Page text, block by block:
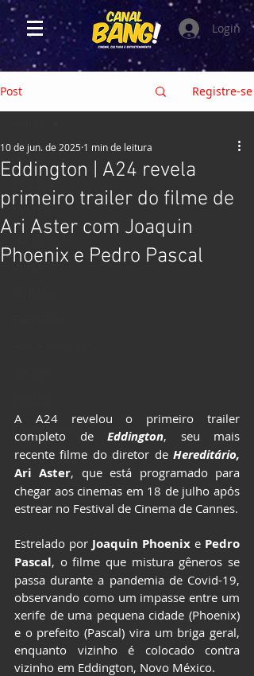
Login
Post Registre-se
HOME
CRÍTICAS
SÉRIES e TV
GAMES
ImagineLand
Eddington | A24 revela
primeiro trailer do filme de
Ari Aster com Joaquin
Phoenix e Pedro Pascal
10 de jun. de 2025 1 min de leitura
A A24 revelou o primeiro trailer
completo de Eddington, seu mais
recente filme do diretor de
Ari Aster, que está programado para
chegar aos cinemas em 18 de julho após
estrear no Festival de Cinema de Cannes.
Estrelado por Joaquin Phoenix e Pedro
Pascal, o filme que mistura gêneros se
passa durante a pandemia de Covid-19,
observando como um impasse entre um
xerife de uma pequena cidade (Phoenix)
e o prefeito (Pascal) vira um briga geral,
enquanto vizinho é colocado contra
vizinho em Eddington, Novo México.